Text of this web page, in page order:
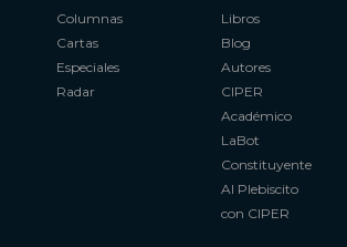
Columnas
Cartas
Especiales
Radar
Libros
Blog
Autores
CIPER
Académico
LaBot
Constituyente
Al Plebiscito
con CIPER